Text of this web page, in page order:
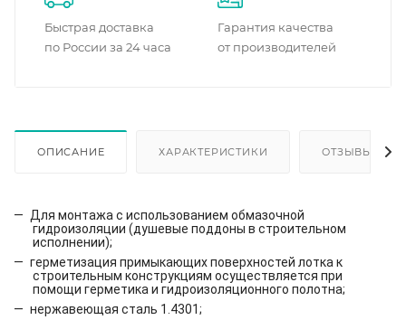
Быстрая доставка
по России за 24 часа
Гарантия качества
от производителей
ОПИСАНИЕ ХАРАКТЕРИСТИКИ ОТЗЫВЫ
Для монтажа с использованием обмазочной
гидроизоляции (душевые поддоны в строительном
исполнении);
герметизация примыкающих поверхностей лотка к
строительным конструкциям осуществляется при
помощи герметика и гидроизоляционного полотна;
нержавеющая сталь 1.4301;